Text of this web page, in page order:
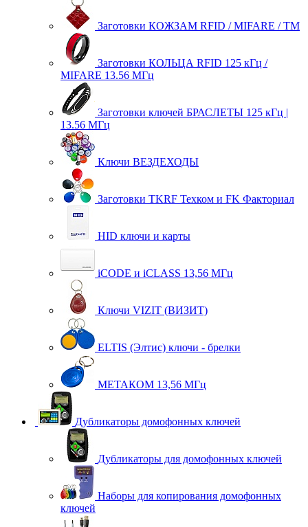
Заготовки КОЖЗАМ RFID / MIFARE / TM
Заготовки КОЛЬЦА RFID 125 кГц /
MIFARE 13.56 МГц
Заготовки ключей БРАСЛЕТЫ 125 кГц |
13.56 МГц
Ключи ВЕЗДЕХОДЫ
Заготовки TKRF Техком и FK Факториал
HID ключи и карты
iCODE и iCLASS 13,56 МГц
Ключи VIZIT (ВИЗИТ)
ELTIS (Элтис) ключи - брелки
МЕТАКОМ 13,56 МГц
Дубликаторы домофонных ключей
Дубликаторы для домофонных ключей
Наборы для копирования домофонных
ключей